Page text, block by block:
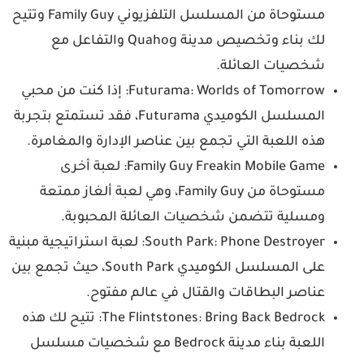
مستوحاة من المسلسل التلفزيوني Family Guy وتتيح
لك بناء وتخصيص مدينة Quahog والتفاعل مع
شخصيات العائلة.
Futurama: Worlds of Tomorrow: إذا كنت من محبي
المسلسل الكوميدي Futurama، فقد تستمتع بتجربة
هذه اللعبة التي تجمع بين عناصر الإدارة والمغامرة.
Family Guy Freakin Mobile Game: لعبة أخرى
مستوحاة من Family Guy، وهي لعبة ألغاز ممتعة
ومسلية تتضمن شخصيات العائلة المحبوبة.
South Park: Phone Destroyer: لعبة استراتيجية مبنية
على المسلسل الكوميدي South Park، حيث تجمع بين
عناصر البطاقات والقتال في عالم مفتوح.
The Flintstones: Bring Back Bedrock: تتيح لك هذه
اللعبة بناء مدينة Bedrock مع شخصيات مسلسل